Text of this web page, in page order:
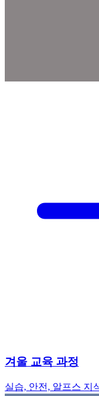
겨울 교육 과정
실습, 안전, 알프스 지